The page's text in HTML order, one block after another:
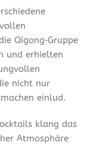
Qigong‑Gruppe
und erhielten
nicht nur
einlud.
klang das
Atmosphäre